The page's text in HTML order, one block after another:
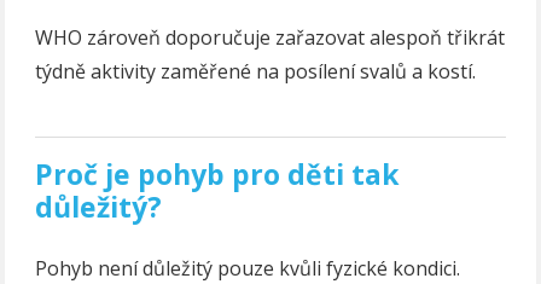
WHO zároveň doporučuje zařazovat alespoň třikrát
týdně aktivity zaměřené na posílení svalů a kostí.
Proč je pohyb pro děti tak
důležitý?
Pohyb není důležitý pouze kvůli fyzické kondici.